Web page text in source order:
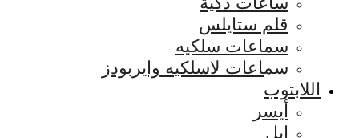
قلم ستايلس
سماعات سلكيه
سماعات لاسلكيه وايربودز
اللابتوب
أيسر
ابل